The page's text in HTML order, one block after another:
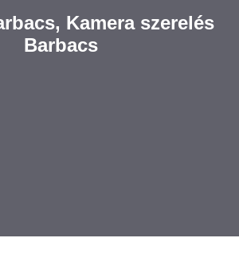
Kamera szerelés
Barbacs